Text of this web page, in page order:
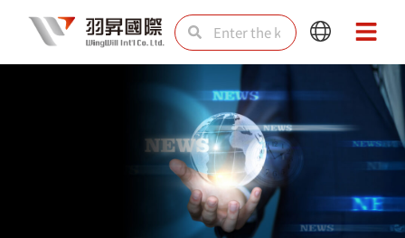
content
SearchSearch
Main
Menu
Main
Menu